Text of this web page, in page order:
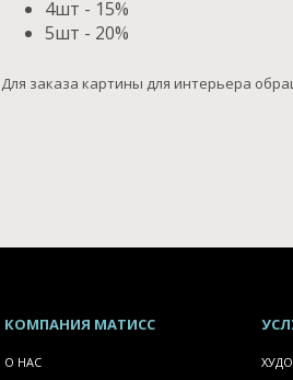
4шт - 15%
5шт - 20%
Для заказа картины для интерьера
КОМПАНИЯ МАТИСС
О НАС